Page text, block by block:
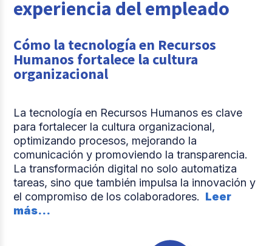
experiencia del empleado
Cómo la tecnología en Recursos
Humanos fortalece la cultura
organizacional
La tecnología en Recursos Humanos es clave
para fortalecer la cultura organizacional,
optimizando procesos, mejorando la
comunicación y promoviendo la transparencia.
La transformación digital no solo automatiza
tareas, sino que también impulsa la innovación y
el compromiso de los colaboradores. Leer
más...